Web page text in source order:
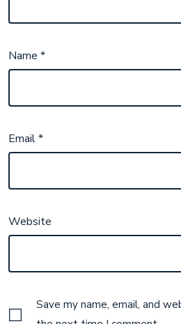
Name*
Email*
Website
Save my name, email, and